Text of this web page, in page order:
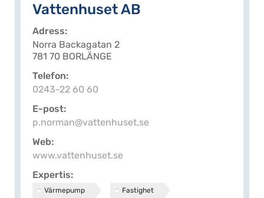
Vattenhuset AB
Adress
Norra Backagatan 2
781 70 BORLÄNGE
Telefon
0243-22 60 60
E-post
p.norman@vattenhuset.se
Web
www.vattenhuset.se
Expertis
Värmepump Fastighet